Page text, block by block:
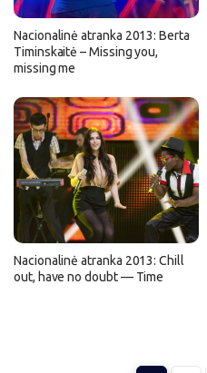
Nacionalinė atranka 2013: Berta
Timinskaitė – Missing you,
missing me
Nacionalinė atranka 2013: Chill
out, have no doubt — Time